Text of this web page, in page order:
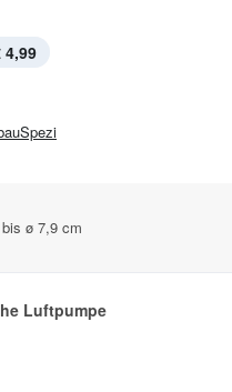
4,99
ø 7,9 cm
Luftpumpe